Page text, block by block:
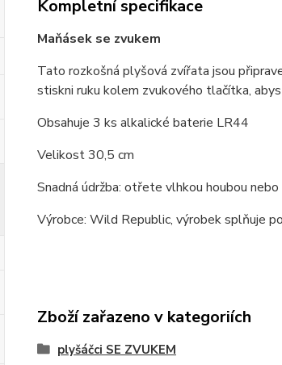
Kompletní specifikace
Maňásek se zvukem
Tato rozkošná plyšová zvířata jsou
stiskni ruku kolem zvukového tlačítka,
Obsahuje 3 ks alkalické baterie LR44
Velikost 30,5 cm
Snadná údržba: otřete vlhkou houbou
Výrobce: Wild Republic, výrobek splňuje
Zboží zařazeno v kategoriích
plyšáčci SE ZVUKEM